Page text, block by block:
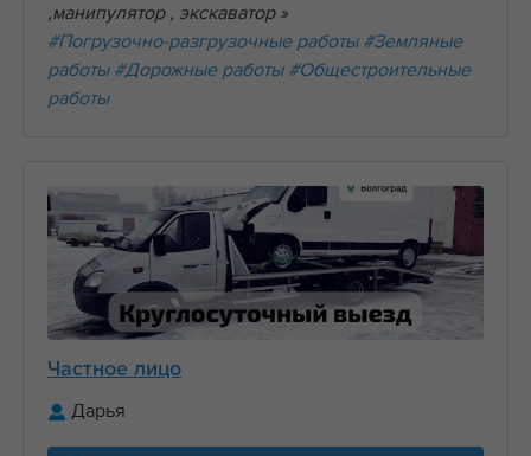
,манипулятор , экскаватор »
#Погрузочно-разгрузочные работы #Земляные
работы #Дорожные работы #Общестроительные
работы
Частное лицо
Дарья